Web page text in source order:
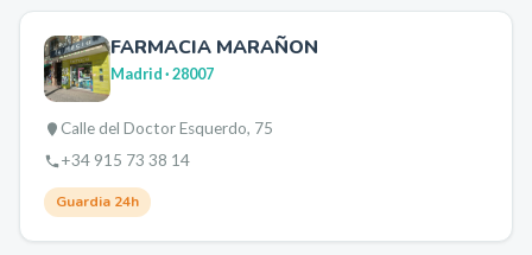
FARMACIA MARAÑON
Madrid· 28007
Calle del Doctor Esquerdo, 75
+34 915 73 38 14
Guardia 24h